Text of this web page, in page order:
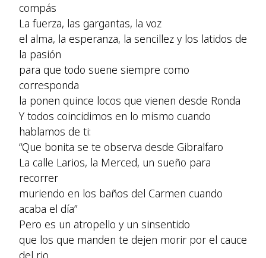
compás
La fuerza, las gargantas, la voz
el alma, la esperanza, la sencillez y los latidos de
la pasión
para que todo suene siempre como
corresponda
la ponen quince locos que vienen desde Ronda
Y todos coincidimos en lo mismo cuando
hablamos de ti:
“Que bonita se te observa desde Gibralfaro
La calle Larios, la Merced, un sueño para
recorrer
muriendo en los baños del Carmen cuando
acaba el día”
Pero es un atropello y un sinsentido
que los que manden te dejen morir por el cauce
del rio